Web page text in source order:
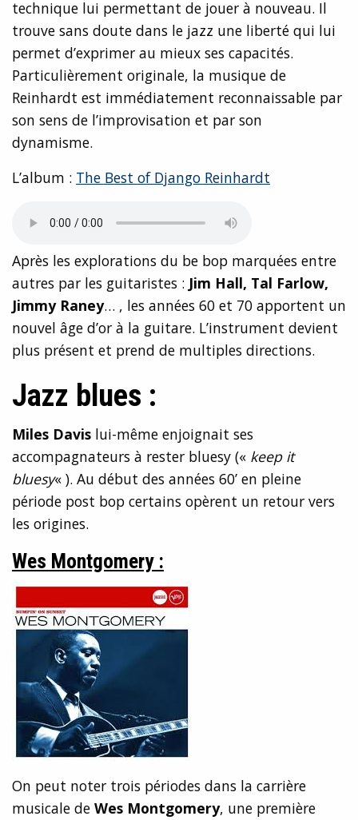
technique lui permettant de jouer à nouveau. Il
trouve sans doute dans le jazz une liberté qui lui
permet d’exprimer au mieux ses capacités.
Particulièrement originale, la musique de
Reinhardt est immédiatement reconnaissable par
son sens de l’improvisation et par son
dynamisme.
L’album : The Best of Django Reinhardt
Après les explorations du be bop marquées entre
autres par les guitaristes : Jim Hall, Tal Farlow,
Jimmy Raney… , les années 60 et 70 apportent un
nouvel âge d’or à la guitare. L’instrument devient
plus présent et prend de multiples directions.
Jazz blues :
Miles Davis lui-même enjoignait ses
accompagnateurs à rester bluesy (« keep it
bluesy« ). Au début des années 60’ en pleine
période post bop certains opèrent un retour vers
les origines.
Wes Montgomery :
On peut noter trois périodes dans la carrière
musicale de Wes Montgomery, une première